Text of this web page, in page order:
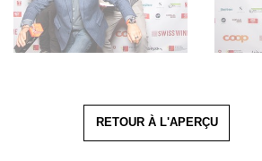
RETOUR À L'APERÇU